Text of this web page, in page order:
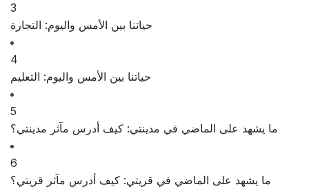
3
حياتنا بين الأمس واليوم: التجارة
4
حياتنا بين الأمس واليوم: التعليم
5
ما يشهد على الماضي في مدينتي: كيف أدرس مآثر مدينتي؟
6
ما يشهد على الماضي في قريتي: كيف أدرس مآثر قريتي؟